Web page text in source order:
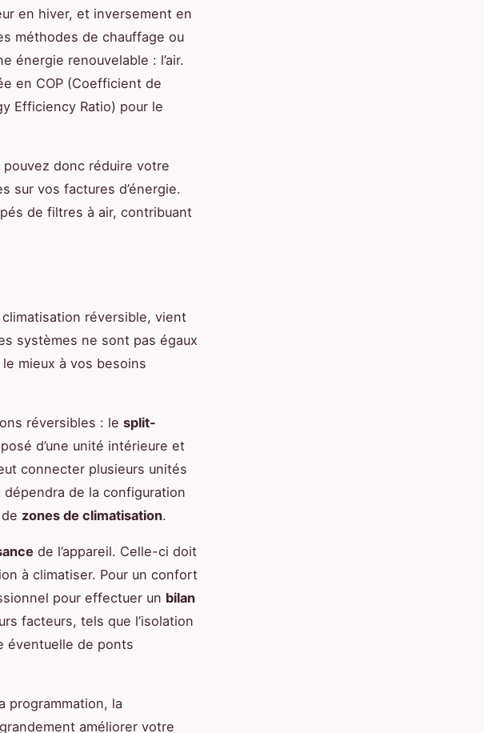
en hiver, et inversement en
méthodes de chauffage ou
énergie renouvelable : l’air.
en COP (Coefficient de
Efficiency Ratio) pour le
donc réduire votre
sur vos factures d’énergie.
de filtres à air, contribuant
réversible, vient
systèmes ne sont pas égaux
mieux à vos besoins
réversibles : le split-
d’une unité intérieure et
connecter plusieurs unités
de la configuration
zones de climatisation.
de l’appareil. Celle-ci doit
à climatiser. Pour un confort
pour effectuer un bilan
facteurs, tels que l’isolation
éventuelle de ponts
programmation, la
améliorer votre